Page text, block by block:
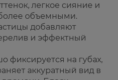
легкое сияние и
объемными.
добавляют
и эффектный
фиксируется на губах,
аккуратный вид в